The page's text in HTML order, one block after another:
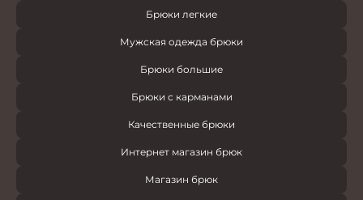
Брюки легкие
Мужская одежда брюки
Брюки большие
Брюки с карманами
Качественные брюки
Интернет магазин брюк
Магазин брюк